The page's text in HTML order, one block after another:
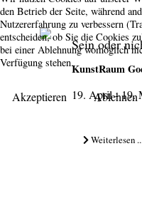
Sein oder
KunstRaum
19. April - 19.
Weiterlesen
den Betrieb der Seite, während
Nutzererfahrung zu verbessern
entscheiden, ob Sie die Cookies
bei einer Ablehnung womöglich
Verfügung stehen.
Akzeptieren Ablehnen